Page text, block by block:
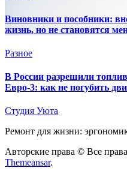
Виновники и пособники:
жизнь, но не становятся
Разное
В России разрешили
Евро-3: как не погубить
Студия Уюта
Ремонт для жизни:
Авторские права © Все
Themeansar.